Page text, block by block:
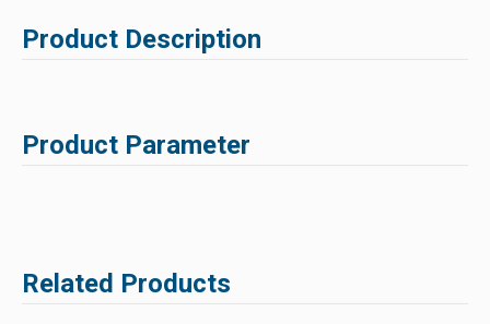
Product Description
Product Parameter
Related Products